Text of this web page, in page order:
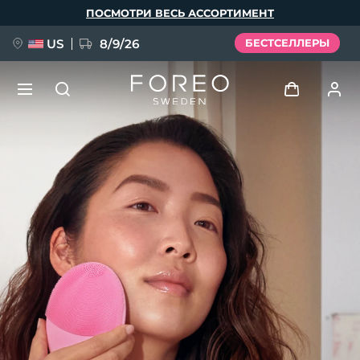
ПОСМОТРИ ВЕСЬ АССОРТИМЕНТ
US 8/9/26 БЕСТСЕЛЛЕРЫ
Профиль пользователя
Мои приборы
Мои заказы
Мои адреса
Мои подписки
НОВИНКА
FAQ™ Pure Beauty-Tech Elixir
BREAKING NEWS
issa™ Teeth Whitening Set
Язык
English Deutsch
Español
Français
Italiano
Português
Polski
Svenska
Русский
Türkçe
简体中文 繁體中文